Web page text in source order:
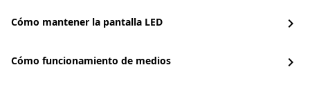
Cómo mantener la pantalla LED chevron_right
Cómo funcionamiento de medios chevron_right